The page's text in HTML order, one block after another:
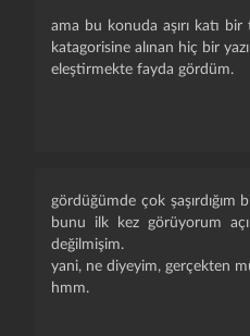
ama bu konuda aşırı katı
katagorisine alınan hiç bir
eleştirmekte fayda gördüm.
gördüğümde çok
bunu ilk kez görüyorum
değilmişim.
yani, ne diyeyim, gerçekten
hmm.